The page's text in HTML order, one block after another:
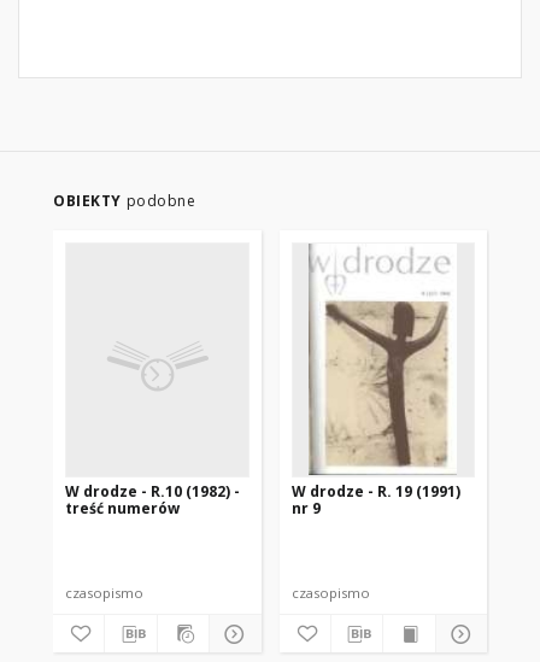
OBIEKTY podobne
W drodze - R.10 (1982) -
treść numerów
czasopismo
W drodze - R. 19 (1991)
nr 9
czasopismo